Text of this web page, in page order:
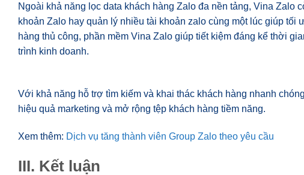
Ngoài khả năng lọc data khách hàng Zalo đa nền tảng, Vina Zalo
khoản Zalo hay quản lý nhiều tài khoản zalo cùng một lúc giúp
hàng thủ công, phần mềm Vina Zalo giúp tiết kiệm đáng kể thời
trình kinh doanh.
Với khả năng hỗ trợ tìm kiếm và khai thác khách hàng nhanh
hiệu quả marketing và mở rộng tệp khách hàng tiềm năng.
Xem thêm: Dịch vụ tăng thành viên Group Zalo theo yêu cầu
III. Kết luận